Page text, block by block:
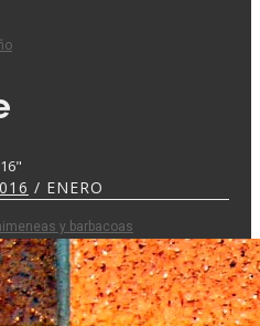
y barbacoas
/ ENERO